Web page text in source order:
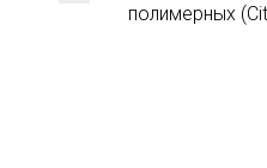
полимерных